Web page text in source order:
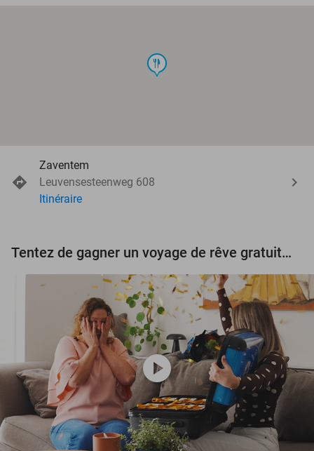
food
Zaventem
Leuvensesteenweg 608
Itinéraire
Tentez de gagner un voyage de rêve gratuit d'une valeur de 3.000 € !
play_circle